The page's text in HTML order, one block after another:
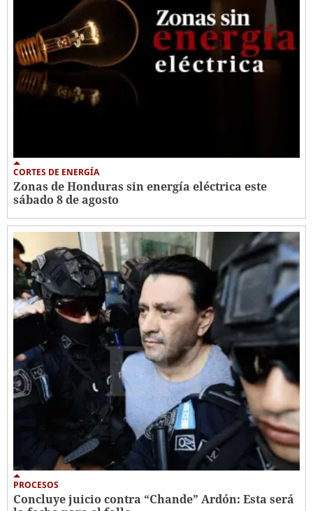
CORTES DE ENERGÍA
Zonas de Honduras sin energía eléctrica este
sábado 8 de agosto
PROCESOS
Concluye juicio contra “Chande” Ardón: Esta será